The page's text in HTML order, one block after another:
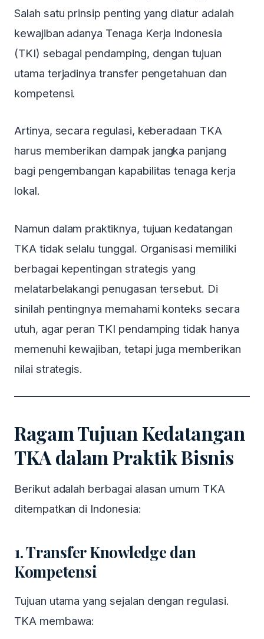
Salah satu prinsip penting yang diatur adalah
kewajiban adanya Tenaga Kerja Indonesia
(TKI) sebagai pendamping, dengan tujuan
utama terjadinya transfer pengetahuan dan
kompetensi.
Artinya, secara regulasi, keberadaan TKA
harus memberikan dampak jangka panjang
bagi pengembangan kapabilitas tenaga kerja
lokal.
Namun dalam praktiknya, tujuan kedatangan
TKA tidak selalu tunggal. Organisasi memiliki
berbagai kepentingan strategis yang
melatarbelakangi penugasan tersebut. Di
sinilah pentingnya memahami konteks secara
utuh, agar peran TKI pendamping tidak hanya
memenuhi kewajiban, tetapi juga memberikan
nilai strategis.
Ragam Tujuan Kedatangan
TKA dalam Praktik Bisnis
Berikut adalah berbagai alasan umum TKA
ditempatkan di Indonesia:
1. Transfer Knowledge dan
Kompetensi
Tujuan utama yang sejalan dengan regulasi.
TKA membawa: